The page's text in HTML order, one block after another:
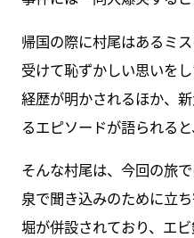
帰国の際に村尾はあるミ
受けて恥ずかしい思いを
経歴が明かされるほか、
るエピソードが語られると
そんな村尾は、今回の旅
泉で聞き込みのために立
堀が併設されており、エ